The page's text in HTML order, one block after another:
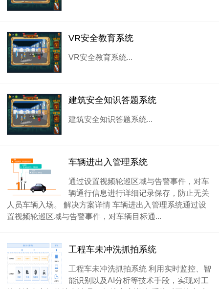
VR安全教育系统
VR安全教育系统...
建筑安全知识答题系统
建筑安全知识答题系统...
车辆进出入管理系统
通过设置视频轮巡区域与告警事件，对车
辆通行信息进行详细记录保存，防止无关
人员车辆入场。 解决方案详情 车辆进出入管理系统通过设
置视频轮巡区域与告警事件，对车辆目标通...
工程车未冲洗抓拍系统
工程车未冲洗抓拍系统 利用实时监控、智
能识别以及AI分析等技术手段，实现对工